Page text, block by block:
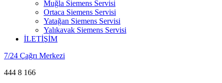
Muğla Siemens Servisi
Ortaca Siemens Servisi
Yatağan Siemens Servisi
Yalıkavak Siemens Servisi
İLETİŞİM
7/24 Çağrı Merkezi
444 8 166